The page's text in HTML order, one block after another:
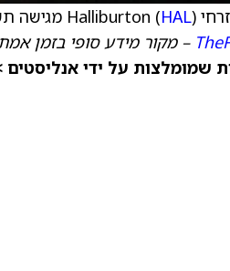
HAL) מגישה תשקיף מדף אוטומטי לניירות ערך משולבים
– מקור מידע סופי בזמן
שמומלצות על ידי אנליסטים